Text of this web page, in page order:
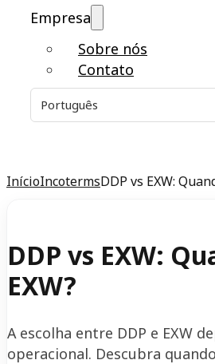
Empresa
Sobre nós
Contato
InícioIncotermsDDP vs EXW:
DDP vs EXW:
EXW?
A escolha entre DDP e EXW
operacional. Descubra